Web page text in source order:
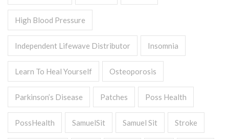
High Blood Pressure
Independent Lifewave Distributor Insomnia
Learn To Heal Yourself Osteoporosis
Parkinson’s Disease Patches Poss Health
PossHealth SamuelSit Samuel Sit Stroke